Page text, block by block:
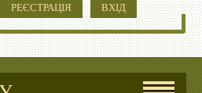
РЕЄСТРАЦІЯ ВХІД